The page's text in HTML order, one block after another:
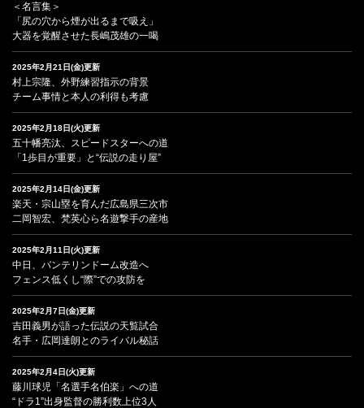
＜名言集＞
「尻の穴から煙が出るまで吸え」
大器を覚醒させた長嶋茂雄の一喝
2025年2月21日(金)更新
村上宗隆、外野練習指示の背景
チーム事情と本人の利得も考慮
2025年2月18日(火)更新
五十幡亮汰、スピードスターへの道
「1歩目が重要」と“伝説の走り屋”
2025年2月14日(金)更新
楽天・宗山塁を育んだ広島県三次市
二岡智宏、梵英心ら名遊撃手の産地
2025年2月11日(火)更新
中日、バンテリンドーム改造へ
フェンス低くし“際”での攻防を
2025年2月7日(金)更新
吉田義男が語った伝説の天覧試合
名手・広岡達朗とのライバル秘話
2025年2月4日(火)更新
藤川球児「名選手名伯楽」への道
“ドラ1”出身監督の勝利数上位3人